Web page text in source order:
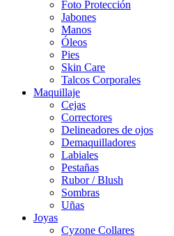
Foto Protección
Jabones
Manos
Óleos
Pies
Skin Care
Talcos Corporales
Maquillaje
Cejas
Correctores
Delineadores de ojos
Demaquilladores
Labiales
Pestañas
Rubor / Blush
Sombras
Uñas
Joyas
Cyzone Collares